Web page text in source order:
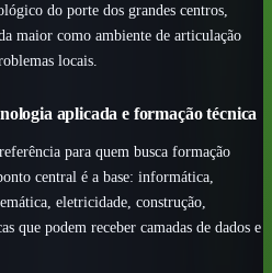
do porte dos grandes centros,
maior como ambiente de articulação
locais.
aplicada e formação técnica
para quem busca formação
central é a base: informática,
eletricidade, construção,
que podem receber camadas de dados e